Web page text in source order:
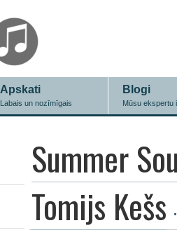
Apskati
Labais un nozīmīgais
Blogi
Mūsu ekspertu
Summer
Tomijs Kešs